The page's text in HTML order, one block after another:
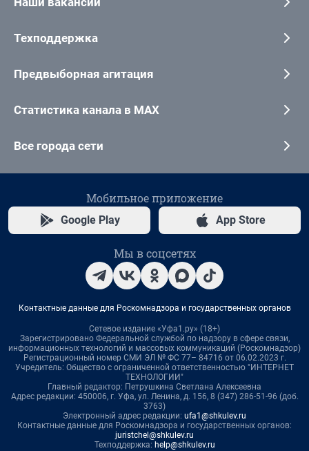
Техподдержка
Предвыборная агитация
Статистика канала в MAX
Все города сети
Мобильное приложение
Google Play App Store
Мы в соцсетях
Контактные данные для Роскомнадзора и государственных органов
Сетевое издание «Уфа1.ру» (18+)
Зарегистрировано Федеральной службой по надзору в сфере связи,
информационных технологий и массовых коммуникаций (Роскомнадзор)
Регистрационный номер СМИ ЭЛ № ФС 77– 84716 от 06.02.2023 г.
Учредитель: Общество с ограниченной ответственностью "ИНТЕРНЕТ
ТЕХНОЛОГИИ"
Главный редактор: Петрушкина Светлана Алексеевна
Адрес редакции: 450006, г. Уфа, ул. Ленина, д. 156, 8 (347) 286-51-96 (доб.
3763)
Электронный адрес редакции: ufa1@shkulev.ru
Контактные данные для Роскомнадзора и государственных органов:
juristchel@shkulev.ru
Техподдержка: help@shkulev.ru